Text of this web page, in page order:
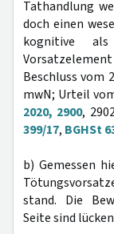
Tathandlung
doch einen
kognitive
Beschluss vom
mwN; Urteil
2020, 2900,
399/17, BGHSt
b) Gemessen
stand. Die
Seite sind